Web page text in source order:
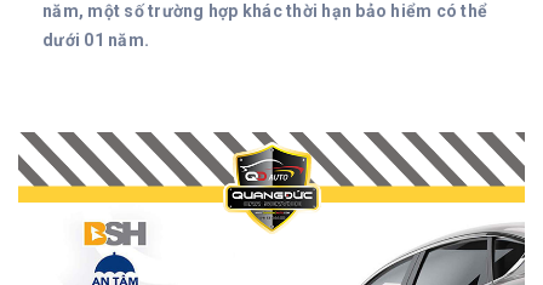
năm, một số trường hợp khác thời hạn bảo hiểm có thể
dưới 01 năm.